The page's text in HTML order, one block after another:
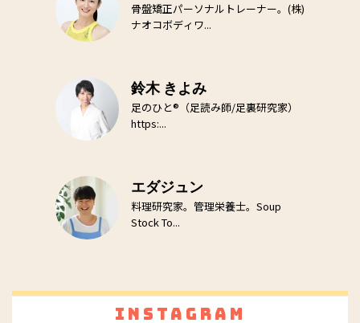
骨盤矯正パーソナルトレーナー。(株)
ナオコボディワ...
鈴木 きよみ
足のひと®（足読み師/足裏研究家）
https:...
エダジュン
料理研究家。管理栄養士。Soup
Stock To...
Instagram